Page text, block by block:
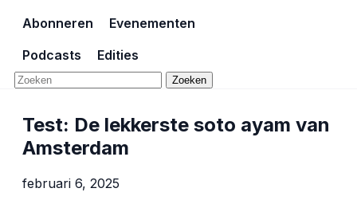
Abonneren
Evenementen
Podcasts
Edities
Zoeken
Test: De lekkerste soto ayam van
Amsterdam
februari 6, 2025